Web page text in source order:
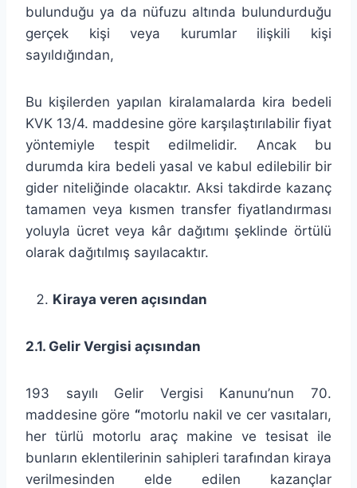
bulunduğu ya da nüfuzu altında bulundurduğu
gerçek kişi veya kurumlar ilişkili kişi
sayıldığından,
Bu kişilerden yapılan kiralamalarda kira bedeli
KVK 13/4. maddesine göre karşılaştırılabilir fiyat
yöntemiyle tespit edilmelidir. Ancak bu
durumda kira bedeli yasal ve kabul edilebilir bir
gider niteliğinde olacaktır. Aksi takdirde kazanç
tamamen veya kısmen transfer fiyatlandırması
yoluyla ücret veya kâr dağıtımı şeklinde örtülü
olarak dağıtılmış sayılacaktır.
Kiraya veren açısından
2.1. Gelir Vergisi açısından
193 sayılı Gelir Vergisi Kanunu’nun 70.
maddesine göre “motorlu nakil ve cer vasıtaları,
her türlü motorlu araç makine ve tesisat ile
bunların eklentilerinin sahipleri tarafından kiraya
verilmesinden elde edilen kazançlar